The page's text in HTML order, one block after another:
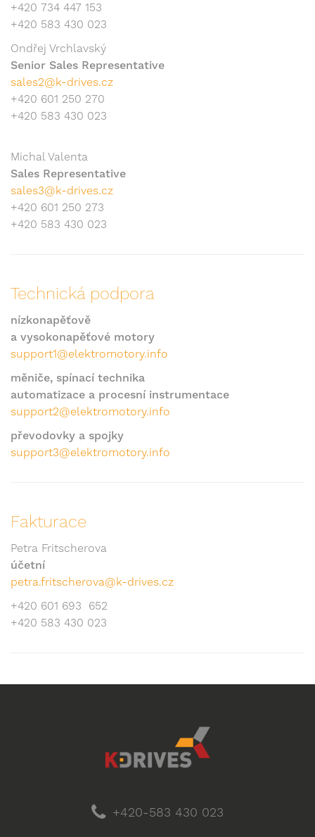
+420 734 447 153
+420 583 430 023
Ondřej Vrchlavský
Senior Sales Representative
sales2@k-drives.cz
+420 601 250 270
+420 583 430 023
Michal Valenta
Sales Representative
sales3@k-drives.cz
+420 601 250 273
+420 583 430 023
Technická podpora
nízkonapěťově
a vysokonapěťové motory
support1@elektromotory.info
měniče, spínací technika
automatizace a procesní instrumentace
support2@elektromotory.info
převodovky a spojky
support3@elektromotory.info
Fakturace
Petra Fritscherova
účetní
petra.fritscherova@k-drives.cz
+420 601 693 652
+420 583 430 023
+420-583 430 023